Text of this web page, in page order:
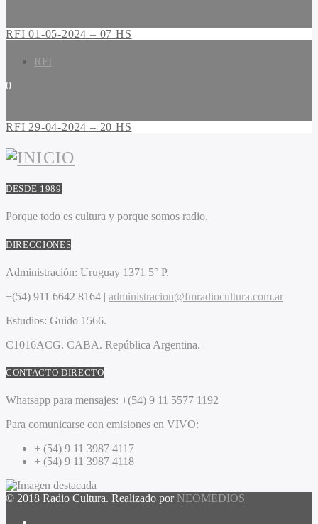
RFI 01-05-2024 – 07 HS
RFI
0
RFI 29-04-2024 – 20 HS
DESDE 1989
Porque todo es cultura y porque somos radio.
DIRECCIONES
Administración: Uruguay 1371 5° P.
+(54) 911 6642 8164 | administracion@fmradiocultura.com.ar
Estudios: Guido 1566.
C1016ACG. CABA. República Argentina.
CONTACTO DIRECTO
Whatsapp para mensajes: +(54) 9 11 5577 1192
Para comunicarse con emisiones en VIVO:
+ (54) 9 11 3987 4117
+ (54) 9 11 3987 4118
© 2018 Radio Cultura. Realizado por NEOMEDIOS